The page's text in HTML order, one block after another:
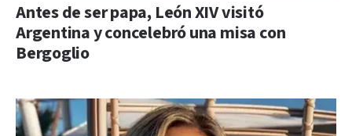
Antes de ser papa, León XIV visitó
Argentina y concelebró una misa con
Bergoglio